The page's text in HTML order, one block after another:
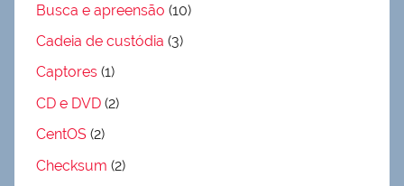
Busca e apreensão (10)
Cadeia de custódia (3)
Captores (1)
CD e DVD (2)
CentOS (2)
Checksum (2)